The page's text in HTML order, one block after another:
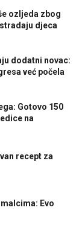
ozljeda zbog
djeca
dodatni novac:
već počela
Gotovo 150
na
recept za
Evo